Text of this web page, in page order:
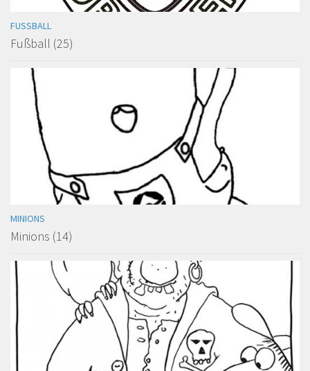
FUSSBALL
Fußball (25)
MINIONS
Minions (14)